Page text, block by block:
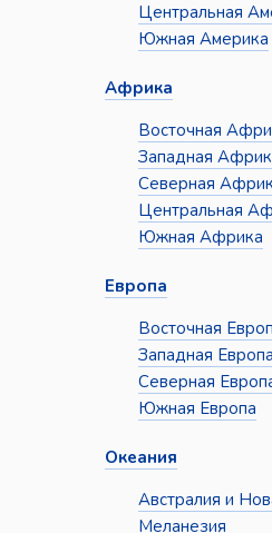
Центральная
Южная Америка
Африка
Восточная
Западная
Северная
Центральная
Южная Африка
Европа
Восточная
Западная Европа
Северная
Южная Европа
Океания
Австралия и
Меланезия